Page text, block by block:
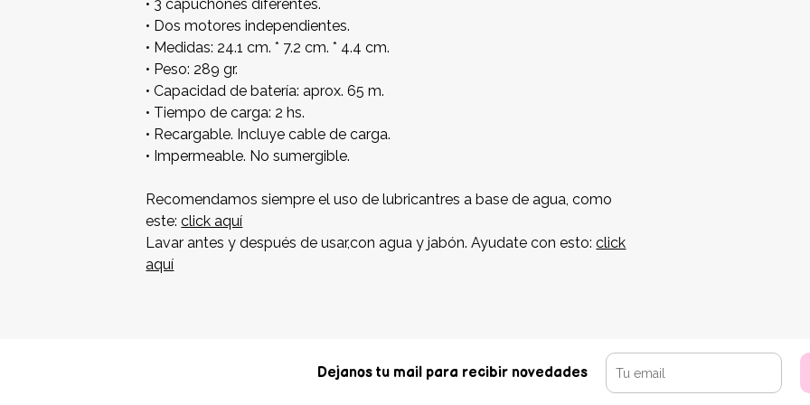
• 3 capuchones diferentes.
• Dos motores independientes.
• Medidas: 24.1 cm. * 7.2 cm. * 4.4 cm.
• Peso: 289 gr.
• Capacidad de batería: aprox. 65 m.
• Tiempo de carga: 2 hs.
• Recargable. Incluye cable de carga.
• Impermeable. No sumergible.
Recomendamos siempre el uso de lubricantres a base de agua, como
este:click aquí
Lavar antes y después de usar,con agua y jabón. Ayudate con esto:click
aquí
Dejanos tu mail para recibir novedades